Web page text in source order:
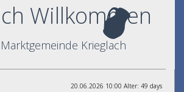
Willkommen
Krieglach
20.06.2026 10:00 Alter: 49 days